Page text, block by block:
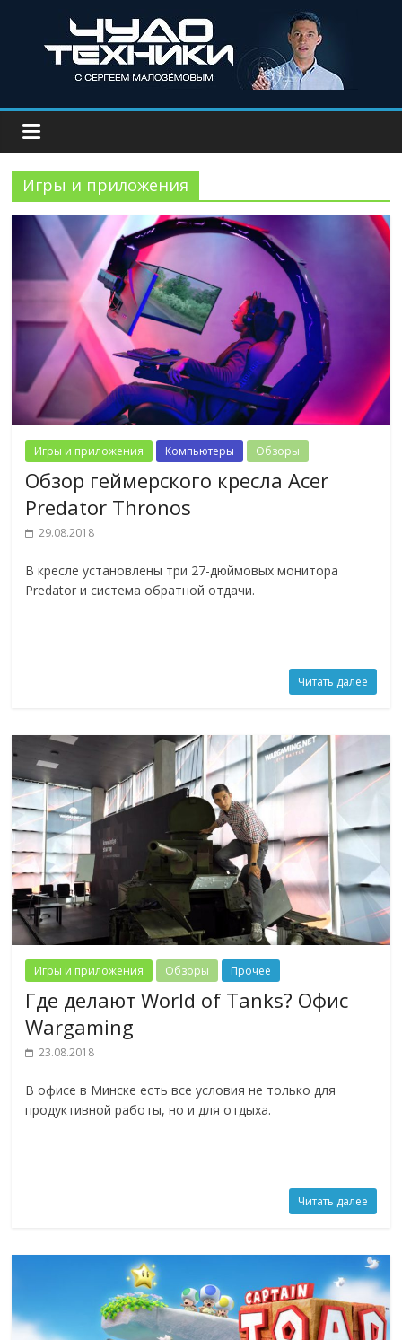
Игры и приложения
Игры и приложения Компьютеры Обзоры
Обзор геймерского кресла Acer
Predator Thronos
29.08.2018
В кресле установлены три 27-дюймовых монитора
Predator и система обратной отдачи.
Читать далее
Игры и приложения Обзоры Прочее
Где делают World of Tanks? Офис
Wargaming
23.08.2018
В офисе в Минске есть все условия не только для
продуктивной работы, но и для отдыха.
Читать далее